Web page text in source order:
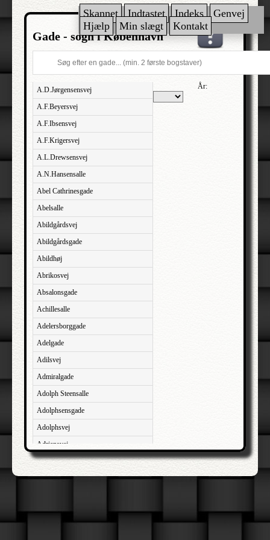
Skannet Indtastet Indeks
Genvej
Hjælp
Min slægt Kontakt
Gade - sogn i København
A.D.Jørgensensvej
A.F.Beyersvej
A.F.Ibsensvej
A.F.Krigersvej
A.L.Drewsensvej
A.N.Hansensalle
Abel Cathrinesgade
Abelsalle
Abildgårdsvej
Abildgårdsgade
Abildhøj
Abrikosvej
Absalonsgade
Achillesalle
Adelersborggade
Adelgade
Adilsvej
Admiralgade
Adolph Steensalle
Adolphsensgade
Adolphsvej
Adriansvej
Aftenbakken
Agavevej
Agermosen
År: